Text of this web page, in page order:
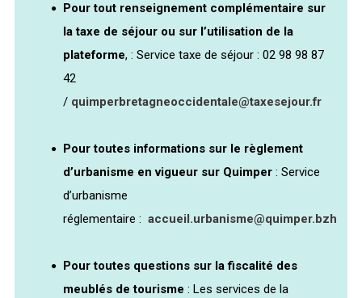
Pour tout renseignement complémentaire sur
la taxe de séjour ou sur l’utilisation de la
plateforme, : Service taxe de séjour : 02 98 98 87
42
/ quimperbretagneoccidentale@taxesejour.fr
Pour toutes informations sur le règlement
d’urbanisme en vigueur sur Quimper : Service
d’urbanisme
réglementaire :accueil.urbanisme@quimper.bzh
Pour toutes questions sur la fiscalité des
meublés de tourisme : Les services de la